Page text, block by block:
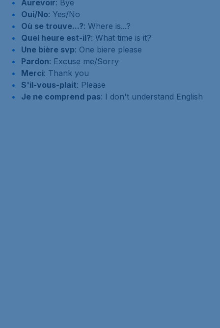
Aurevoir: Bye
Oui/No: Yes/No
Où se trouve...?: Where is...?
Quel heure est-il?: What time is it?
Une bière svp: One biere please
Pardon: Excuse me/Sorry
Merci: Thank you
S'il-vous-plait: Please
Je ne comprend pas: I don't understand English